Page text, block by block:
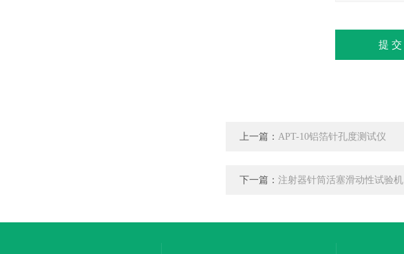
上一篇： APT-10铝箔针孔度测试仪
下一篇： 注射器针筒活塞滑动性试验机